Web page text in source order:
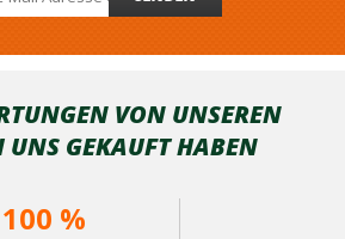
VON UNSEREN
GEKAUFT HABEN
100 %